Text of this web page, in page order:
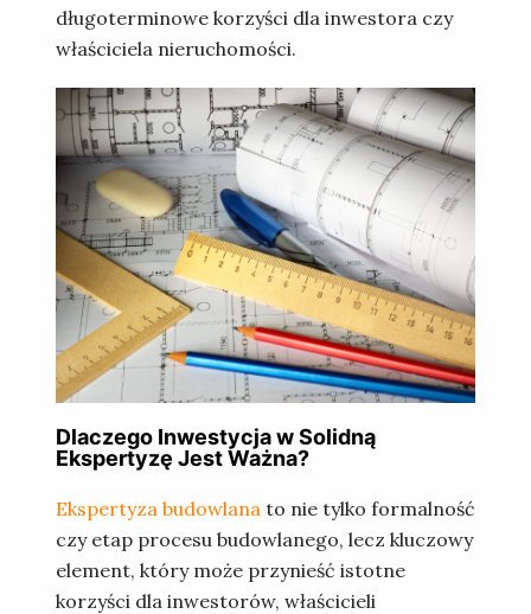
długoterminowe korzyści dla inwestora czy
właściciela nieruchomości.
Dlaczego Inwestycja w Solidną
Ekspertyzę Jest Ważna?
Ekspertyza budowlana to nie tylko formalność
czy etap procesu budowlanego, lecz kluczowy
element, który może przynieść istotne
korzyści dla inwestorów, właścicieli